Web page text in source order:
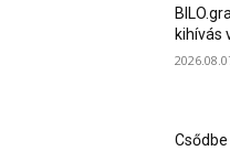
kihívás